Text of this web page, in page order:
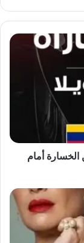
الخسارة أمام